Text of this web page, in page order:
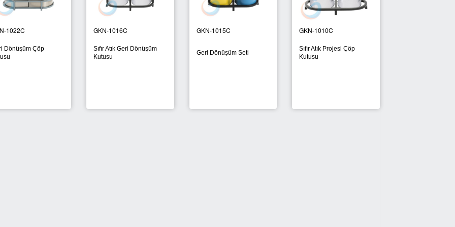
1022C
Dönüşüm Çöp
GKN-1016C
Sıfır Atık Geri Dönüşüm
Kutusu
GKN-1015C
Geri Dönüşüm Seti
GKN-1010C
Sıfır Atık Projesi Çöp
Kutusu